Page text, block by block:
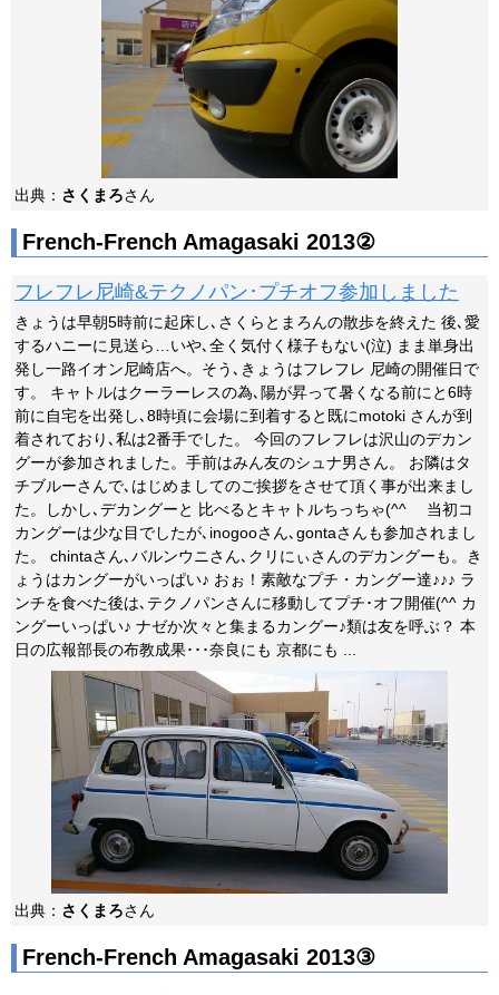
出典： さくまろさん
French-French Amagasaki 2013②
フレフレ尼崎&テクノパン･プチオフ参加しました
きょうは早朝5時前に起床し､さくらとまろんの散歩を終えた 後､愛
するハニーに見送ら…いや､全く気付く様子もない(泣) まま単身出
発し一路イオン尼崎店へ。そう､きょうはフレフレ 尼崎の開催日で
す。 キャトルはクーラーレスの為､陽が昇って暑くなる前にと6時
前に自宅を出発し､8時頃に会場に到着すると既にmotoki さんが到
着されており､私は2番手でした。 今回のフレフレは沢山のデカン
グーが参加されました。手前はみん友のシュナ男さん。 お隣はタ
チブルーさんで､はじめましてのご挨拶をさせて頂く事が出来まし
た。しかし､デカングーと 比べるとキャトルちっちゃ(^^ゞ 当初コ
カングーは少な目でしたが､inogooさん､gontaさんも参加されまし
た。 chintaさん､バルンウニさん､クリにぃさんのデカングーも。き
ょうはカングーがいっぱい♪ おぉ！素敵なプチ・カングー達♪♪♪ ラ
ンチを食べた後は､テクノパンさんに移動してプチ･オフ開催(^^ カ
ングーいっぱい♪ ナゼか次々と集まるカングー♪類は友を呼ぶ？ 本
日の広報部長の布教成果･･･奈良にも 京都にも ...
出典： さくまろさん
French-French Amagasaki 2013③